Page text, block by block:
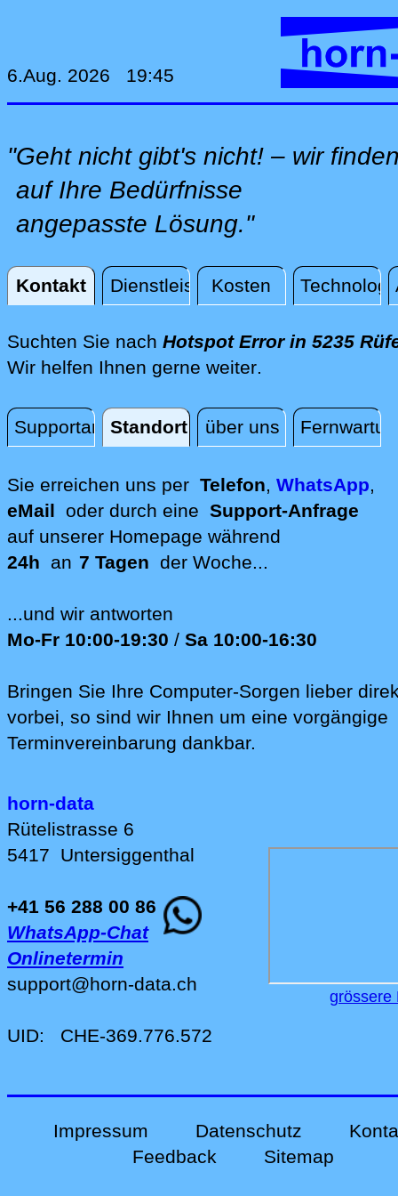
6.Aug. 2026 19:45
"Geht nicht gibt's nicht! – wir
auf Ihre Bedürfnisse
angepasste Lösung."
Kontakt Dienstleistungen
Kosten
Kontakt
Suchten Sie nach Hotspot Error in 5235
Wir helfen Ihnen gerne weiterdirekt vor Ort in
.
SupportanfrageStandort über uns
Standort
Sie erreichen uns per Telefon, WhatsApp,
eMail oder durch eine Support-Anfrage
auf unserer Homepage während
24h an 7 Tagen der Woche...
...und wir antworten
Mo-Fr 10:00-19:30 / Sa 10:00-16:30
Bringen Sie Ihre Computer-Sorgen lieber
vorbei, so sind wir Ih‍nen um eine vorgängige
Terminvereinbarung dankbar.
horn-data
Rütelistrasse 6
5417 Untersiggenthal
+41 56 288 00 86
WhatsApp-Chat
Onlinetermin
support@horn-data.ch
UID: CHE-369.776.572
grössere
Impressum Datenschutz
Feedback
Sitemap